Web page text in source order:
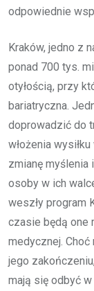
odpowiednie
Kraków, jedno z
ponad 700 tys.
otyłością, przy
bariatryczna.
doprowadzić do
włożenia
zmianę
osoby w ich
weszły program
czasie będą one
medycznej.
jego
mają się odbyć w